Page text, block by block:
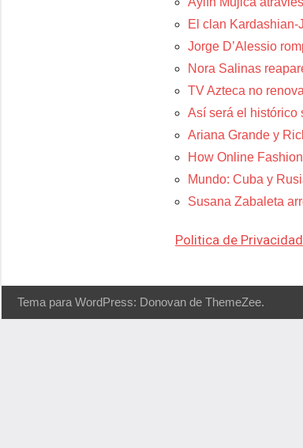
El clan Kardashian-
Jorge D’Alessio
Nora Salinas
TV Azteca no
Así será el histórico
Ariana Grande y
How Online
Mundo: Cuba y
Susana Zabaleta
Politica de Privacidad
Tema para WordPress: Donovan de ThemeZee.